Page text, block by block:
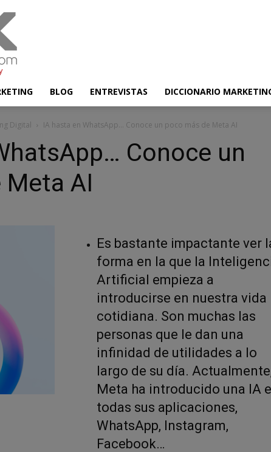
BLOG ENTREVISTAS DICCIONARIO
Digital IA hasta en WhatsApp… Conoce un poco más de Meta AI
Conoce un
AI
Es bastante impactante ver
forma en la que la
Artificial empieza a
introducirse en nuestra vida
cotidiana. Son muchas las
personas que le dan una
infinidad de utilidades a lo
largo de su día.
Meta ha introducido una IA
todas sus aplicaciones,
WhatsApp, Instagram,
Facebook…